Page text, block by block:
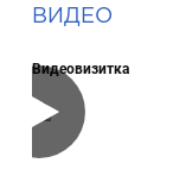
ВИДЕО
Видеовизитка